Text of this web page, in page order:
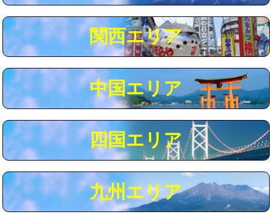
モルタル補修（厚さ10㎝まで） 27,500円
モルタル補修（厚さ10㎝超え） 38,500円
追加人工 16,500円
現場見積
※給水管工事は20mmまでの価格です。
関西エリア
中国エリア
四国エリア
九州エリア